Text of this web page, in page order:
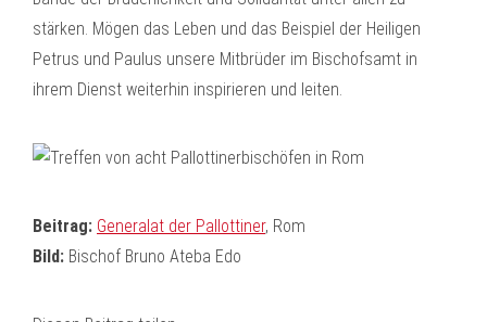
stärken. Mögen das Leben und das Beispiel der Heiligen
Petrus und Paulus unsere Mitbrüder im Bischofsamt in
ihrem Dienst weiterhin inspirieren und leiten.
Beitrag: Generalat der Pallottiner, Rom
Bild: Bischof Bruno Ateba Edo